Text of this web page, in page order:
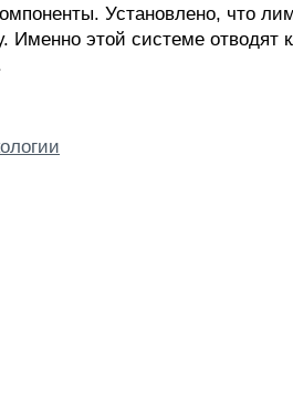
Установлено, что
этой системе отводят